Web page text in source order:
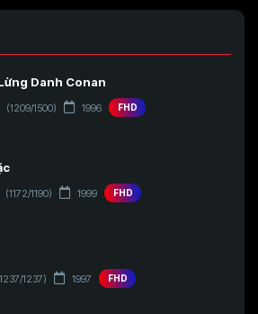
Danh Conan
(1209/1500) 1996 FHD
(1172/1190) 1999 FHD
1237) 1997 FHD